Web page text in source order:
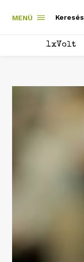
MENÜ Keresés
1xVolt